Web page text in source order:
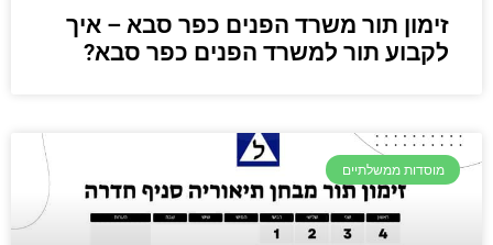
זימון תור משרד הפנים כפר סבא – איך
לקבוע תור למשרד הפנים כפר סבא?
מוסדות ממשלתיים